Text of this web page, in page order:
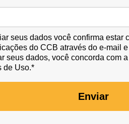
seus dados você confirma estar
do CCB através do e-mail
seus dados, você concorda com
de Uso.*
Enviar